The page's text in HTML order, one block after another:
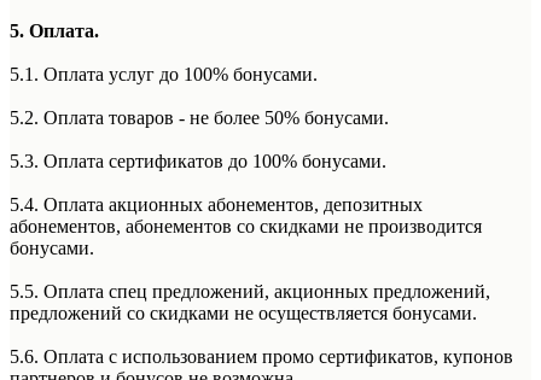
5. Оплата.
5.1. Оплата услуг до 100% бонусами.
5.2. Оплата товаров - не более 50% бонусами.
5.3. Оплата сертификатов до 100% бонусами.
5.4. Оплата акционных абонементов, депозитных
абонементов, абонементов со скидками не производится
бонусами.
5.5. Оплата спец предложений, акционных предложений,
предложений со скидками не осуществляется бонусами.
5.6. Оплата с использованием промо сертификатов, купонов